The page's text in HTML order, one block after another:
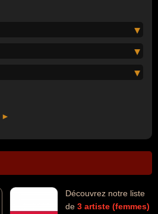
►
Découvrez notre liste
de 3 artiste (femmes)